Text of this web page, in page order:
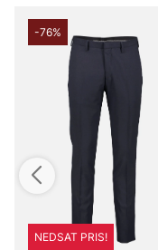
-76%
NEDSAT PRIS!